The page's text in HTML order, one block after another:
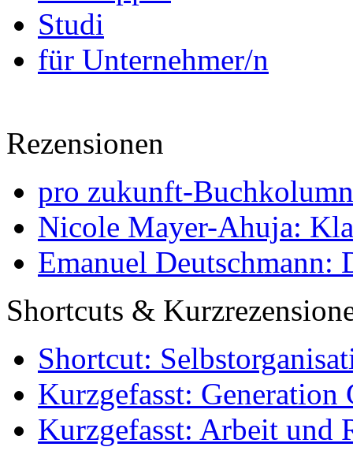
Studi
für Unternehmer/n
Rezensionen
pro zukunft-
Nicole Mayer-Ahuja:
Emanuel Deutschmann:
Shortcuts &
Shortcut:
Kurzgefasst: Generation
Kurzgefasst: Arbeit und